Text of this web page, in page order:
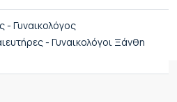
- Γυναικολόγος
- Γυναικολόγοι Ξάνθη